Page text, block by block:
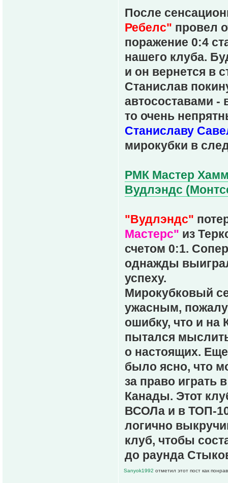
После
Ребелс" провел
поражение 0:4
нашего клуба.
и он вернется в
Станислав
автосоставами -
то очень
Станиславу
мирокубки в
РМК Мастер
Вудлэндс
"Вудлэндс"
Мастерс" из
счетом 0:1.
однажды
успеху.
Мирокубковый
ужасным,
ошибку, что и на
пытался
о настоящих.
было ясно, что
за право играть
Канады. Этот
ВСОЛа и в ТОП-
логично
клуб, чтобы
до раунда
Sanyok1992 отметил этот пост как